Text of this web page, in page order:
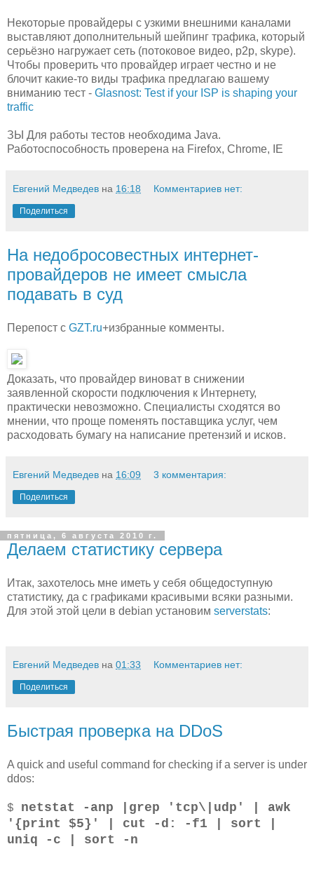
Некоторые провайдеры с узкими внешними каналами
выставляют дополнительный шейпинг трафика, который
серьёзно нагружает сеть (потоковое видео, p2p, skype).
Чтобы проверить что провайдер играет честно и не
блочит какие-то виды трафика предлагаю вашему
вниманию тест - Glasnost: Test if your ISP is shaping your
traffic
ЗЫ Для работы тестов необходима Java.
Работоспособность проверена на Firefox, Chrome, IE
Евгений Медведев на 16:18 Комментариев нет:
Поделиться
На недобросовестных интернет-
провайдеров не имеет смысла
подавать в суд
Перепост с GZT.ru+избранные комменты.
Доказать, что провайдер виноват в снижении
заявленной скорости подключения к Интернету,
практически невозможно. Специалисты сходятся во
мнении, что проще поменять поставщика услуг, чем
расходовать бумагу на написание претензий и исков.
Евгений Медведев на 16:09 3 комментария:
Поделиться
пятница, 6 августа 2010 г.
Делаем статистику сервера
Итак, захотелось мне иметь у себя общедоступную
статистику, да с графиками красивыми всяки разными.
Для этой этой цели в debian установим serverstats:
Евгений Медведев на 01:33 Комментариев нет:
Поделиться
Быстрая проверка на DDoS
A quick and useful command for checking if a server is under
ddos:
$ netstat -anp |grep 'tcp\|udp' | awk
'{print $5}' | cut -d: -f1 | sort |
uniq -c | sort -n